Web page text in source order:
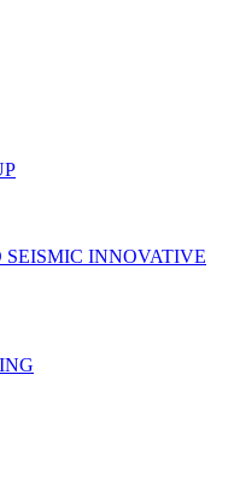
INNOVATIVE